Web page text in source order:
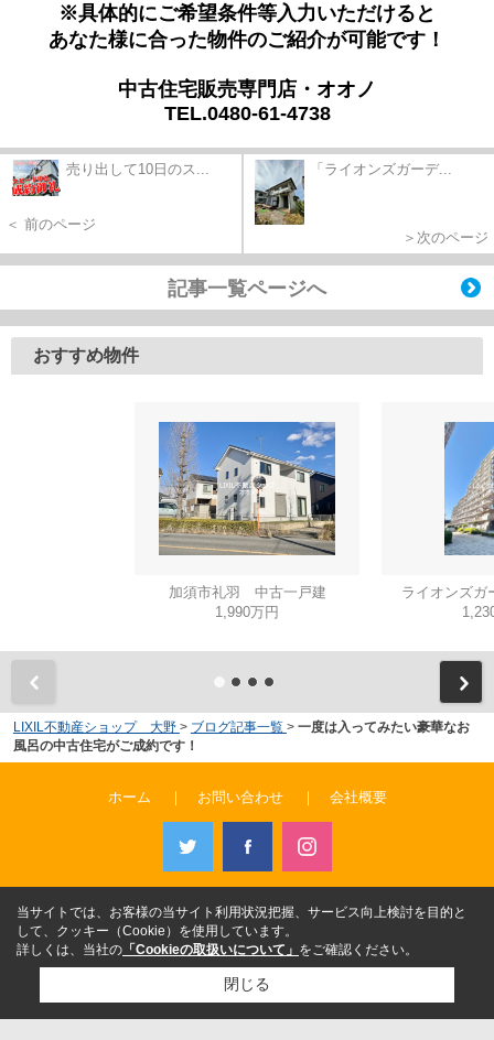
※具体的にご希望条件等入力いただけると
あなた様に合った物件のご紹介が可能です！
中古住宅販売専門店・オオノ
TEL.0480-61-4738
売り出して10日のス...
＜ 前のページ
「ライオンズガーデ...
＞次のページ
記事一覧ページへ
おすすめ物件
加須市礼羽 中古一戸建
1,990万円
ライオンズガ
LIXIL不動産ショップ 大野 > ブログ記事一覧 > 一度は入ってみたい豪華なお
風呂の中古住宅がご成約です！
ホーム ｜ お問い合わせ ｜ 会社概要
当サイトでは、お客様の当サイト利用状況把握、サービス向上検討を目的と
して、クッキー（Cookie）を使用しています。
詳しくは、当社の 「Cookieの取扱いについて」 をご確認ください。
閉じる